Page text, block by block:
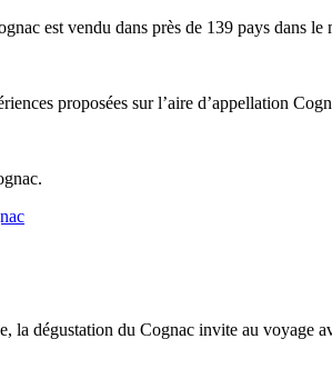
est vendu dans près de 139 pays dans le
proposées sur l’aire d’appellation
la dégustation du Cognac invite au voyage